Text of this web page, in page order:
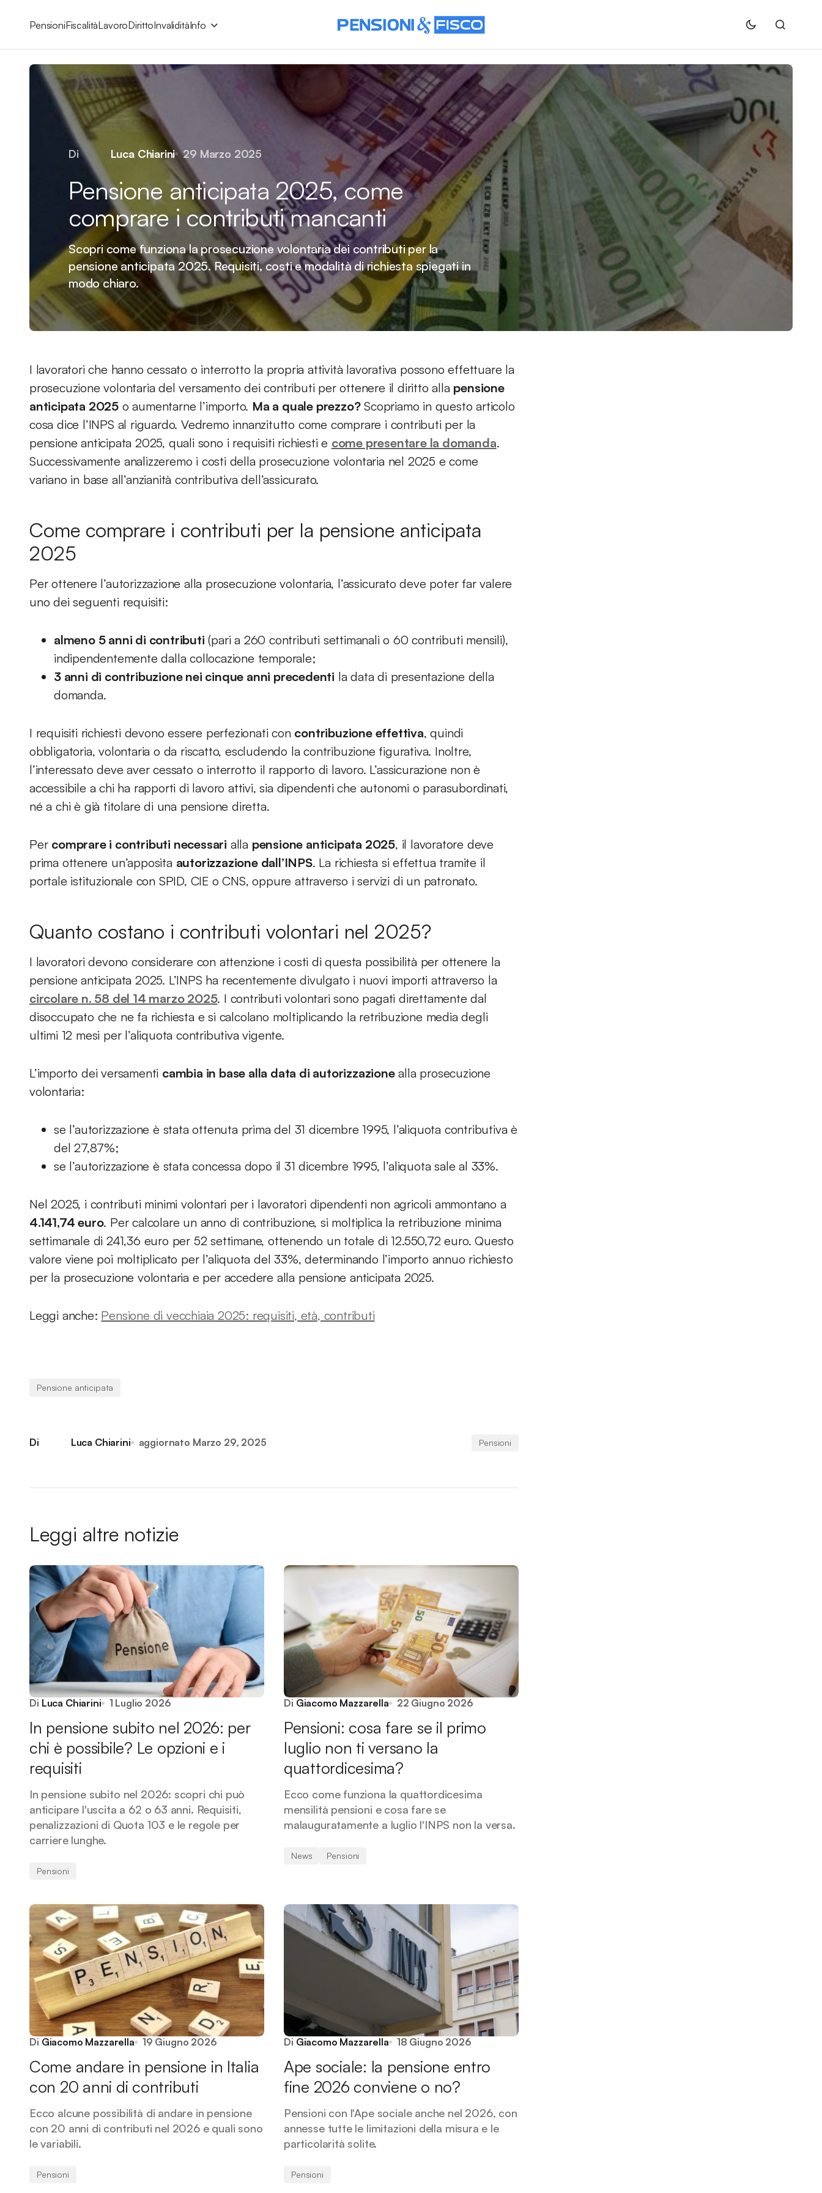
PensioniFiscalitàLavoroDirittoInvaliditàInfo
Di Luca Chiarini 29 Marzo 2025
Pensione anticipata 2025, come
comprare i contributi mancanti
Scopri come funziona la prosecuzione volontaria dei contributi per la
pensione anticipata 2025. Requisiti, costi e modalità di richiesta spiegati in
modo chiaro.
I lavoratori che hanno cessato o interrotto la propria attività lavorativa possono effettuare la
prosecuzione volontaria del versamento dei contributi per ottenere il diritto alla pensione
anticipata 2025 o aumentarne l’importo. Ma a quale prezzo?Scopriamo in questo articolo
cosa dice l’INPS al riguardo. Vedremo innanzitutto come comprare i contributi per la
pensione anticipata 2025, quali sono i requisiti richiesti e come presentare la domanda.
Successivamente analizzeremo i costi della prosecuzione volontaria nel 2025 e come
variano in base all’anzianità contributiva dell’assicurato.
Come comprare i contributi per la pensione anticipata
2025
Per ottenere l’autorizzazione alla prosecuzione volontaria, l’assicurato deve poter far valere
uno dei seguenti requisiti:
almeno 5 anni di contributi (pari a 260 contributi settimanali o 60 contributi mensili),
indipendentemente dalla collocazione temporale;
3 anni di contribuzione nei cinque anni precedenti la data di presentazione della
domanda.
I requisiti richiesti devono essere perfezionati con contribuzione effettiva, quindi
obbligatoria, volontaria o da riscatto, escludendo la contribuzione figurativa. Inoltre,
l’interessato deve aver cessato o interrotto il rapporto di lavoro. L’assicurazione non è
accessibile a chi ha rapporti di lavoro attivi, sia dipendenti che autonomi o parasubordinati,
né a chi è già titolare di una pensione diretta.
Per comprare i contributi necessari alla pensione anticipata 2025, il lavoratore deve
prima ottenere un’apposita autorizzazione dall’INPS. La richiesta si effettua tramite il
portale istituzionale con SPID, CIE o CNS, oppure attraverso i servizi di un patronato.
Quanto costano i contributi volontari nel 2025?
I lavoratori devono considerare con attenzione i costi di questa possibilità per ottenere la
pensione anticipata 2025. L’INPS ha recentemente divulgato i nuovi importi attraverso la
circolare n. 58 del 14 marzo 2025. I contributi volontari sono pagati direttamente dal
disoccupato che ne fa richiesta e si calcolano moltiplicando la retribuzione media degli
ultimi 12 mesi per l’aliquota contributiva vigente.
L’importo dei versamenti cambia in base alla data di autorizzazionealla prosecuzione
volontaria:
se l’autorizzazione è stata ottenuta prima del 31 dicembre 1995, l’aliquota contributiva è
del 27,87%;
se l’autorizzazione è stata concessa dopo il 31 dicembre 1995, l’aliquota sale al 33%.
Nel 2025, i contributi minimi volontari per i lavoratori dipendenti non agricoli ammontano a
4.141,74 euro. Per calcolare un anno di contribuzione, si moltiplica la retribuzione minima
settimanale di 241,36 euro per 52 settimane, ottenendo un totale di 12.550,72 euro. Questo
valore viene poi moltiplicato per l’aliquota del 33%, determinando l’importo annuo richiesto
per la prosecuzione volontaria e per accedere alla pensione anticipata 2025.
Leggi anche: Pensione di vecchiaia 2025: requisiti, età, contributi
Pensione anticipata
Di Luca Chiarini aggiornato Marzo 29, 2025 Pensioni
Leggi altre notizie
Di Luca Chiarini 1 Luglio 2026
In pensione subito nel 2026: per
chi è possibile? Le opzioni e i
requisiti
In pensione subito nel 2026: scopri chi può
anticipare l'uscita a 62 o 63 anni. Requisiti,
penalizzazioni di Quota 103 e le regole per
carriere lunghe.
Pensioni
Di Giacomo Mazzarella 22 Giugno 2026
Pensioni: cosa fare se il primo
luglio non ti versano la
quattordicesima?
Ecco come funziona la quattordicesima
mensilità pensioni e cosa fare se
malauguratamente a luglio l'INPS non la versa.
News Pensioni
Di Giacomo Mazzarella 19 Giugno 2026
Come andare in pensione in Italia
con 20 anni di contributi
Ecco alcune possibilità di andare in pensione
con 20 anni di contributi nel 2026 e quali sono
le variabili.
Pensioni
Di Giacomo Mazzarella 18 Giugno 2026
Ape sociale: la pensione entro
fine 2026 conviene o no?
Pensioni con l'Ape sociale anche nel 2026, con
annesse tutte le limitazioni della misura e le
particolarità solite.
Pensioni